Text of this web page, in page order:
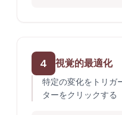
4 視覚的最適化
特定の変化をトリガ
ターをクリックする